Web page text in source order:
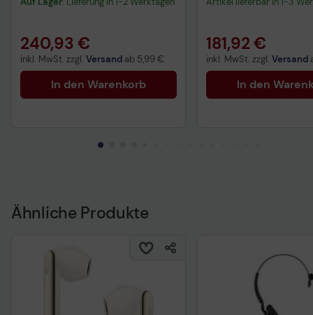
240,93 €
inkl. MwSt. zzgl. Versand ab 5,99 €
In den Warenkorb
181,92 €
inkl. MwSt. zzgl. Versand
In den
Ähnliche Produkte